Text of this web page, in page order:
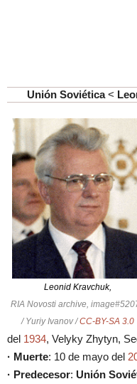
Unión Soviética<
Leonid Kravchuk,
RIA Novosti archive,
/ Yuriy Ivanov /CC-BY-SA 3.0
del 1934, Velyky Zhytyn,
· Muerte: 10 de mayo del
· Predecesor: Unión